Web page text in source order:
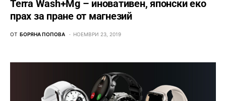
Terra Wash+Mg – иновативен, японски еко
прах за пране от магнезий
ОТ БОРЯНА ПОПОВА НОЕМВРИ 23, 2019